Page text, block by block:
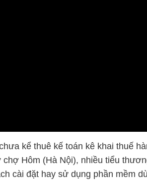
kể thuê kế toán kê khai thuế
Hôm (Hà Nội), nhiều tiểu
cài đặt hay sử dụng phần mềm